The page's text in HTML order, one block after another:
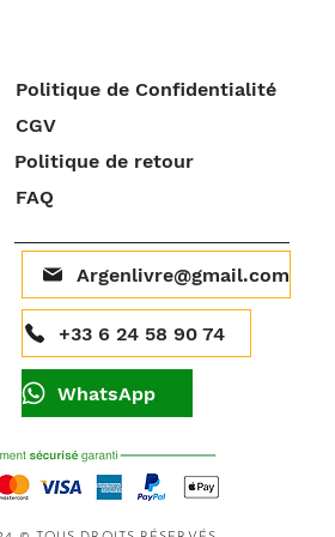
Politique de Confidentialité
CGV
Politique de retour
FAQ
Argenlivre@gmail.com
+33 6 24 58 90 74
WhatsApp